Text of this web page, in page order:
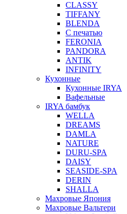
CLASSY
TIFFANY
BLENDA
С печатью
FERONIA
PANDORA
ANTIK
INFINITY
Кухонные
Кухонные IRYA
Вафельные
IRYA бамбук
WELLA
DREAMS
DAMLA
NATURE
DURU-SPA
DAISY
SEASIDE-SPA
DERIN
SHALLA
Махровые Япония
Махровые Вальтери